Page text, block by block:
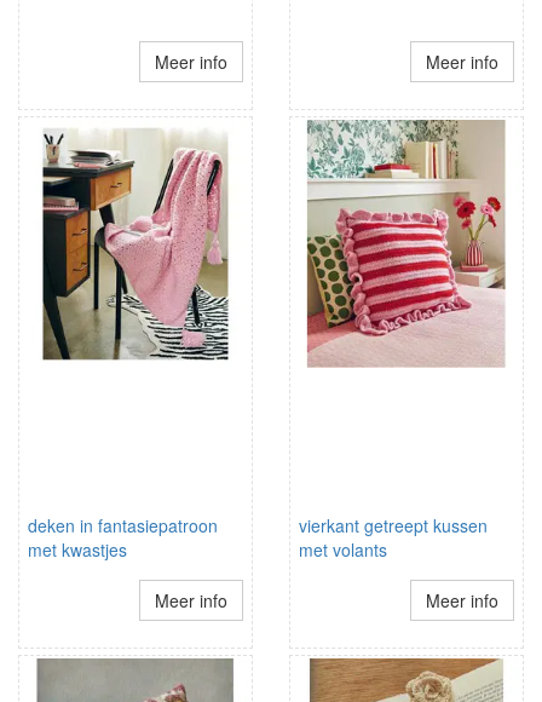
Meer info Meer info
deken in fantasiepatroon
met kwastjes
Meer info
vierkant getreept kussen
met volants
Meer info